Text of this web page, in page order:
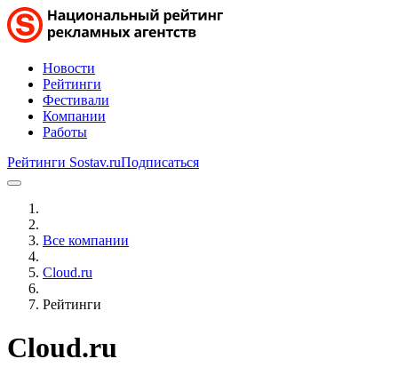
Новости
Рейтинги
Фестивали
Компании
Работы
Рейтинги Sostav.ruПодписаться
Все компании
Cloud.ru
Рейтинги
Cloud.ru